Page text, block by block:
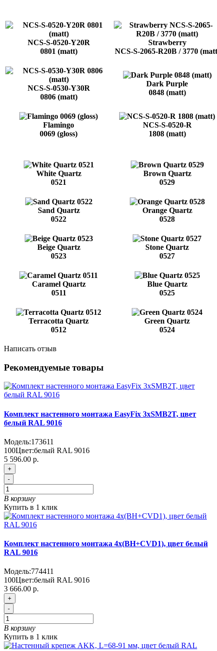
NCS-S-0520-Y20R
0801 (matt)
Strawberry
NCS-S-2065-R20B / 3770
NCS-S-0530-Y30R
0806 (matt)
Dark Purple
0848 (matt)
Flamingo
0069 (gloss)
NCS-S-0520-R
1808 (matt)
White Quartz
0521
Brown Quartz
0529
Sand Quartz
0522
Orange Quartz
0528
Beige Quartz
0523
Stone Quartz
0527
Caramel Quartz
0511
Blue Quartz
0525
Terracotta Quartz
0512
Green Quartz
0524
Написать отзыв
Рекомендуемые товары
Комплект настенного монтажа EasyFix 3хSMB2T, цвет
белый RAL 9016
Модель:173611
100Цвет:белый RAL 9016
5 596.00 р.
+
-
В корзину
Купить в 1 клик
Комплект настенного монтажа 4х(BH+CVD1), цвет белый
RAL 9016
Модель:774411
100Цвет:белый RAL 9016
3 666.00 р.
+
-
В корзину
Купить в 1 клик